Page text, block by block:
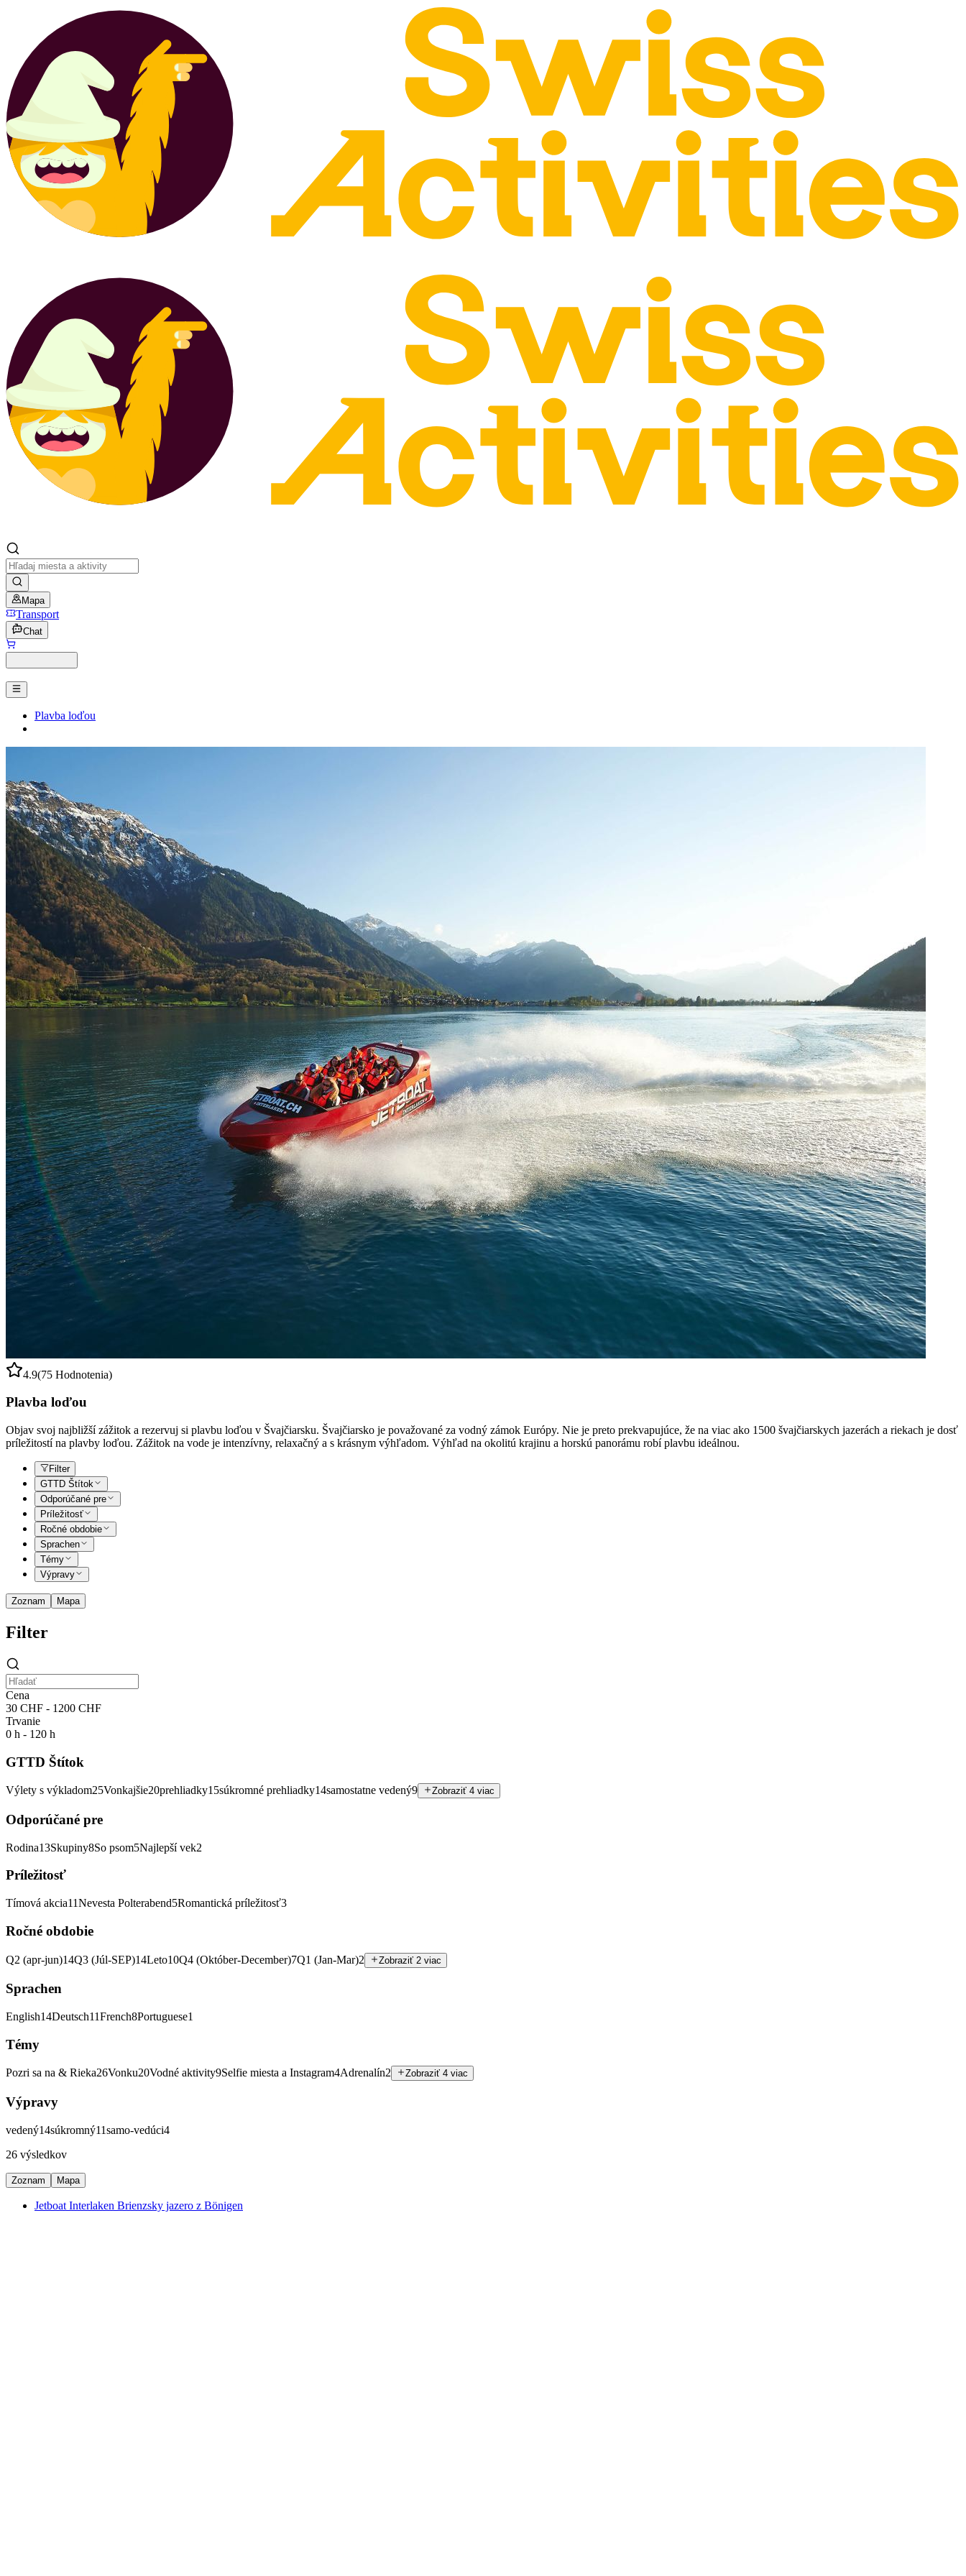
Mapa
Transport
Chat
Plavba loďou
4.9(75 Hodnotenia)
Plavba loďou
Objav svoj najbližší zážitok a rezervuj si plavbu loďou v Švajčiarsku. Švajčiarsko je považované za vodný zámok Európy. Nie je preto prekvapujúce, že na viac ako 1500 švajčiarskych jazerách a riekach je dosť
príležitostí na plavby loďou. Zážitok na vode je intenzívny, relaxačný a s krásnym výhľadom. Výhľad na okolitú krajinu a horskú panorámu robí plavbu ideálnou.
Filter
GTTD Štítok
Odporúčané pre
Príležitosť
Ročné obdobie
Sprachen
Témy
Výpravy
Zoznam Mapa
Filter
Cena
30 CHF - 1200 CHF
Trvanie
0 h - 120 h
GTTD Štítok
Výlety s výkladom25Vonkajšie20prehliadky15súkromné prehliadky14samostatne vedený9 Zobraziť 4 viac
Odporúčané pre
Rodina13Skupiny8So psom5Najlepší vek2
Príležitosť
Tímová akcia11Nevesta Polterabend5Romantická príležitosť3
Ročné obdobie
Q2 (apr-jun)14Q3 (Júl-SEP)14Leto10Q4 (Október-December)7Q1 (Jan-Mar)2 Zobraziť 2 viac
Sprachen
English14Deutsch11French8Portuguese1
Témy
Pozri sa na & Rieka26Vonku20Vodné aktivity9Selfie miesta a Instagram4Adrenalín2 Zobraziť 4 viac
Výpravy
vedený14súkromný11samo-vedúci4
26 výsledkov
Zoznam Mapa
Jetboat Interlaken Brienzsky jazero z Bönigen